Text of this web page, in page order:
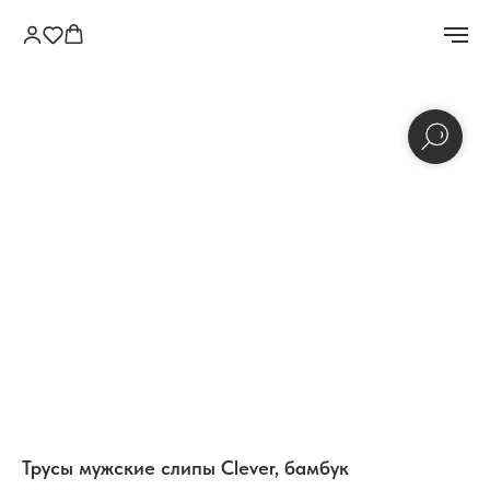
Трусы мужские слипы Clever, бамбук